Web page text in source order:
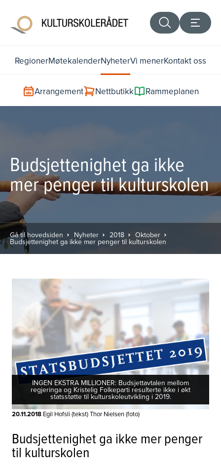
RegionerMøtekalenderNyheterVi menerKontakt oss
Arrangement Nettbutikk Rammeplanen
Budsjettenighet ga ikke
mer penger til kulturskolen
Gå til hovedsiden Nyheter 2018 Oktober
Budsjettenighet ga ikke mer penger til kulturskolen
INGEN EKSTRA MILLIONER: Budsjettavtalen mellom
regjeringa og Kristelig Folkeparti resulterte ikke i økt
statsstøtte til kulturskoleutvikling i 2019.
20.11.2018 Egil Hofsli (tekst) Thor Nielsen (foto)
Budsjettenighet ga ikke mer penger
til kulturskolen